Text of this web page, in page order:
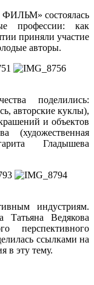
ФИЛЬМ» состоялась
профессии: как
приняли участие
авторы.
поделились:
авторские куклы),
и объектов
(художественная
Гладышева
индустриям.
Татьяна Ведякова
перспективного
ссылками на
в эту тему.